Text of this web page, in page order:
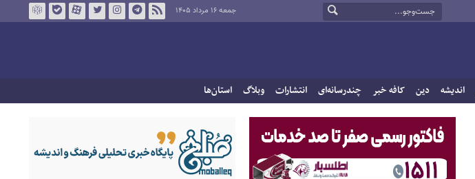
جمعه ۱۶ مرداد ۱۴۰۵
اندیشه دین کافه خبر چندرسانه‌ای انتشارات وبلاگ استان‌ها